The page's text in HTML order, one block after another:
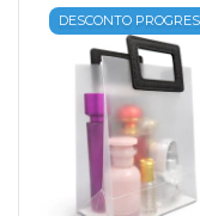
DESCONTO